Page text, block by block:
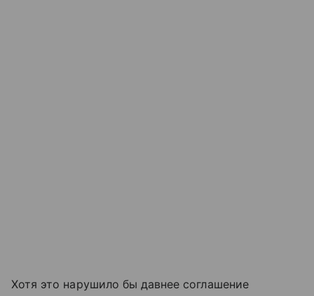
Хотя это нарушило бы давнее соглашение